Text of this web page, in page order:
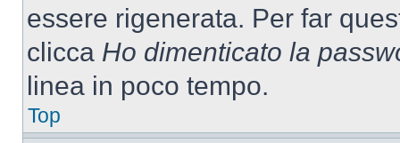
essere rigenerata. Per far
clicca Ho dimenticato la
linea in poco tempo.
Top